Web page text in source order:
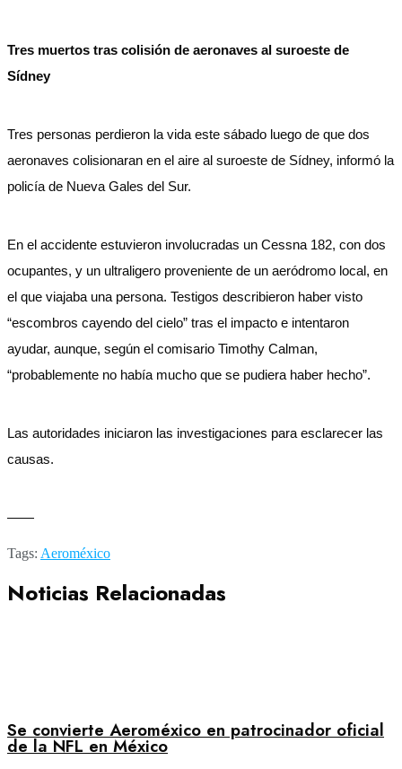
Tres muertos tras colisión de aeronaves al suroeste de
Sídney
Tres personas perdieron la vida este sábado luego de que dos
aeronaves colisionaran en el aire al suroeste de Sídney, informó la
policía de Nueva Gales del Sur.
En el accidente estuvieron involucradas un Cessna 182, con dos
ocupantes, y un ultraligero proveniente de un aeródromo local, en
el que viajaba una persona. Testigos describieron haber visto
“escombros cayendo del cielo” tras el impacto e intentaron
ayudar, aunque, según el comisario Timothy Calman,
“probablemente no había mucho que se pudiera haber hecho”.
Las autoridades iniciaron las investigaciones para esclarecer las
causas.
——
Tags: Aeroméxico
Noticias Relacionadas
Se convierte Aeroméxico en patrocinador oficial
de la NFL en México